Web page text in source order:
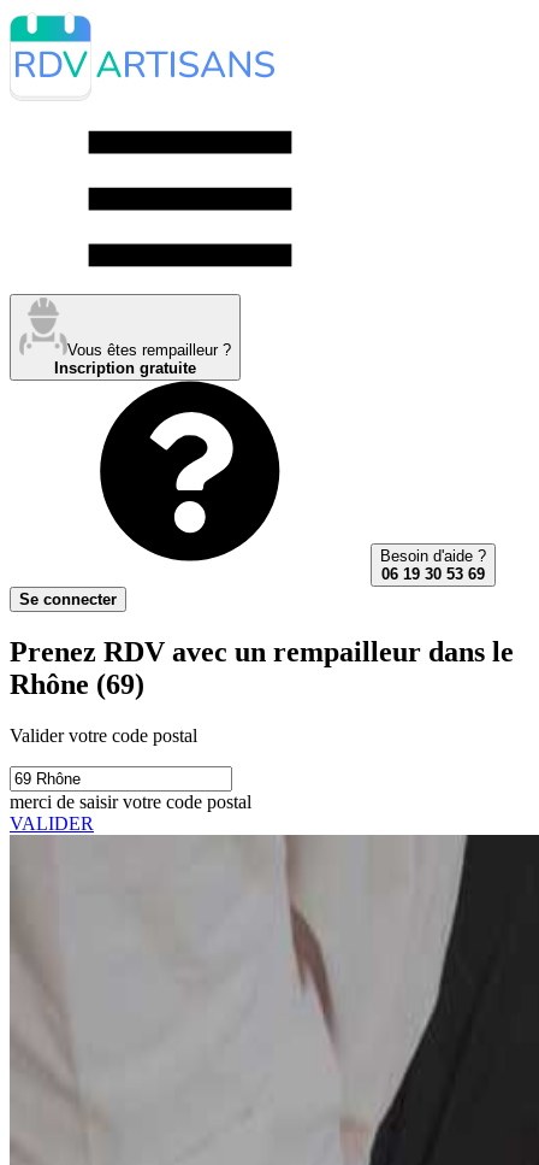
Vous êtes rempailleur ?
Inscription gratuite
Besoin d'aide ?
06 19 30 53 69
Se connecter
Prenez RDV avec un rempailleur dans le
Rhône (69)
Valider votre code postal
merci de saisir votre code postal
VALIDER